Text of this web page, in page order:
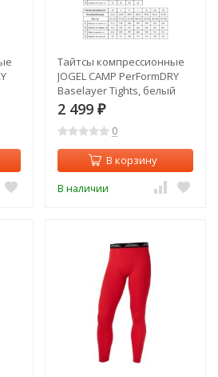
Тайтсы компрессионные
JOGEL CAMP PerFormDRY
Baselayer Tights, белый
(2128927)
2 499 ₽
0
В корзину
В наличии